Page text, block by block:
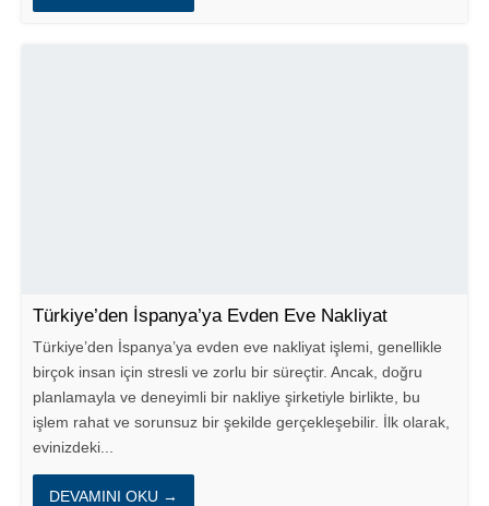
Türkiye’den İspanya’ya Evden Eve Nakliyat
Türkiye’den İspanya’ya evden eve nakliyat işlemi, genellikle
birçok insan için stresli ve zorlu bir süreçtir. Ancak, doğru
planlamayla ve deneyimli bir nakliye şirketiyle birlikte, bu
işlem rahat ve sorunsuz bir şekilde gerçekleşebilir. İlk olarak,
evinizdeki...
DEVAMINI OKU →